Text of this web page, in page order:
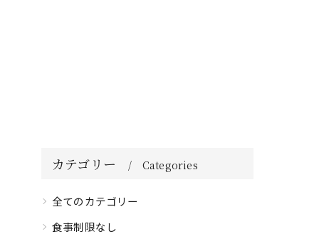
カテゴリー Categories
全てのカテゴリー
食事制限なし